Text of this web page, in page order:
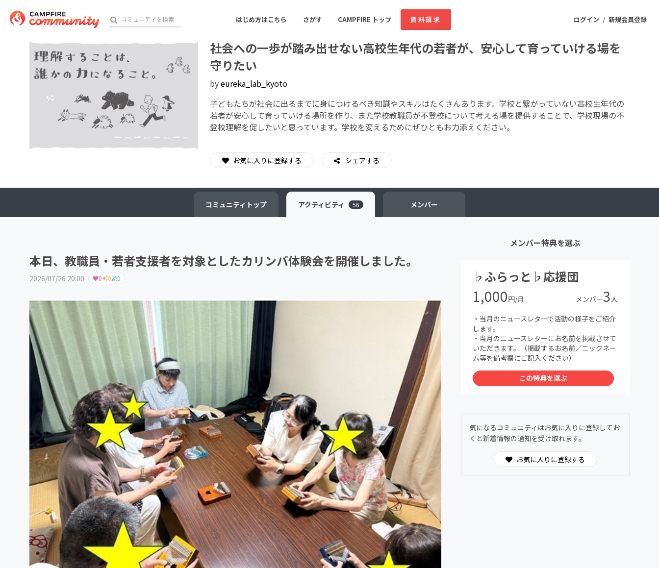
ログイン / 新規会員登録
はじめ方はこちら さがす CAMPFIRE トップ 資料請求
おすすめのコミュニティ
アート・写真 音楽 舞台・パフォーマンス
プロダクト
テクノロジー・ガジェット
書籍・雑誌出版 アニメ・漫画
社会への一歩が踏み出せない高校生年代の若者が、安心して育っていける場を
守りたい
byeureka_lab_kyoto
子どもたちが社会に出るまでに身につけるべき知識やスキルはたくさんあります。学校と繋がっていない高校生年代の
若者が安心して育っていける場所を作り、また学校教職員が不登校について考える場を提供することで、学校現場の不
登校理解を促したいと思っています。学校を変えるためにぜひともお力添えください。
お気に入りに登録する シェアする
コミュニティ トップ アクティビティ 56 メンバー
本日、教職員・若者支援者を対象としたカリンバ体験会を開催しました。
2026/07/26 20:00 0 0 0
メンバー特典を選ぶ
♭ふらっと♭応援団
1,000円/月 メンバー3人
・当月のニュースレターで活動の様子をご紹介
します。
・当月のニュースレターにお名前を掲載させて
いただきます。（掲載するお名前／ニックネー
ム等を備考欄にご記入ください）
この特典を選ぶ
気になるコミュニティはお気に入りに登録してお
くと新着情報の通知を受け取れます。
お気に入りに登録する